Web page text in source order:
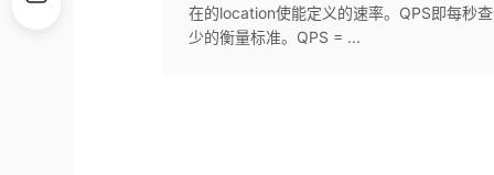
在的location使能定义的速率。QPS即每秒
少的衡量标准。QPS = ...